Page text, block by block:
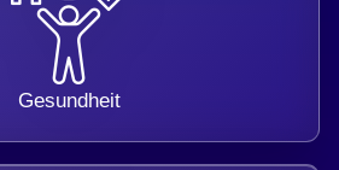
Gesundheit